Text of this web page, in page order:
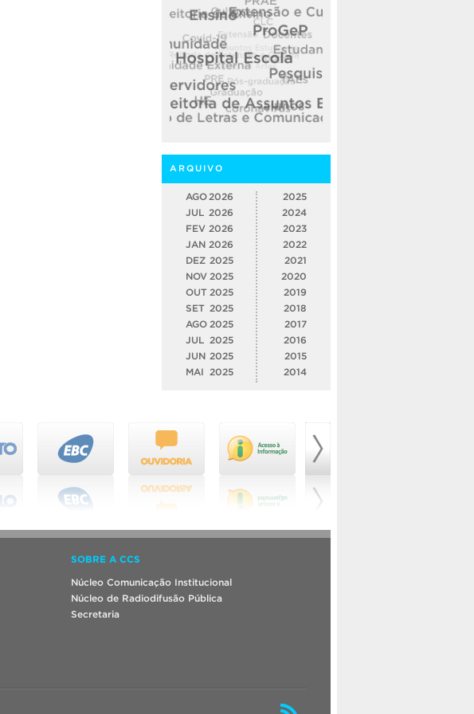
ARQUIVO
AGO 2026
JUL 2026
FEV 2026
JAN 2026
DEZ 2025
NOV 2025
OUT 2025
SET 2025
AGO 2025
JUL
2025
JUN 2025
MAI
2025
2025
2024
2023
2022
2021
2020
2019
2018
2017
2016
2015
2014
SOBRE A CCS
Núcleo Comunicação Institucional
Núcleo de Radiodifusão Pública
Secretaria